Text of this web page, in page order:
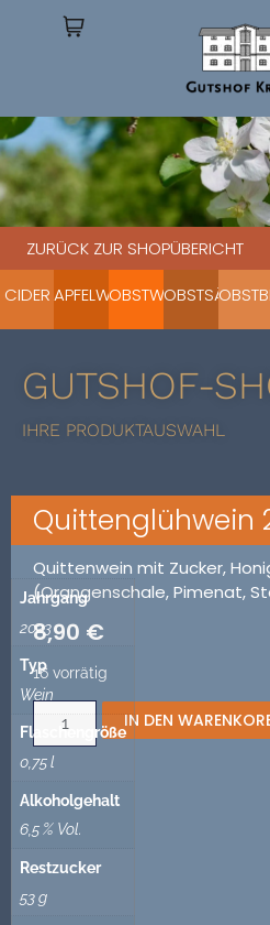
ZURÜCK ZUR SHOPÜBERICHT
CIDER APFELWEINEOBSTWEINEOBSTSÄFTE
GUTSHOF-
IHRE PRODUKTAUSWAHL
Quittenglühwein
Quittenwein mit Zucker,
(Orangenschale, Pimenat,
8,90 €
16 vorrätig
IN DEN
Jahrgang
2023
Typ
Wein
Flaschengröße
0,75 l
Alkoholgehalt
6,5 % Vol.
Restzucker
53 g